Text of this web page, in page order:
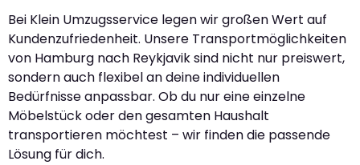
Bei Klein Umzugsservice legen wir großen Wert auf
Kundenzufriedenheit. Unsere Transportmöglichkeiten
von Hamburg nach Reykjavik sind nicht nur preiswert,
sondern auch flexibel an deine individuellen
Bedürfnisse anpassbar. Ob du nur eine einzelne
Möbelstück oder den gesamten Haushalt
transportieren möchtest – wir finden die passende
Lösung für dich.